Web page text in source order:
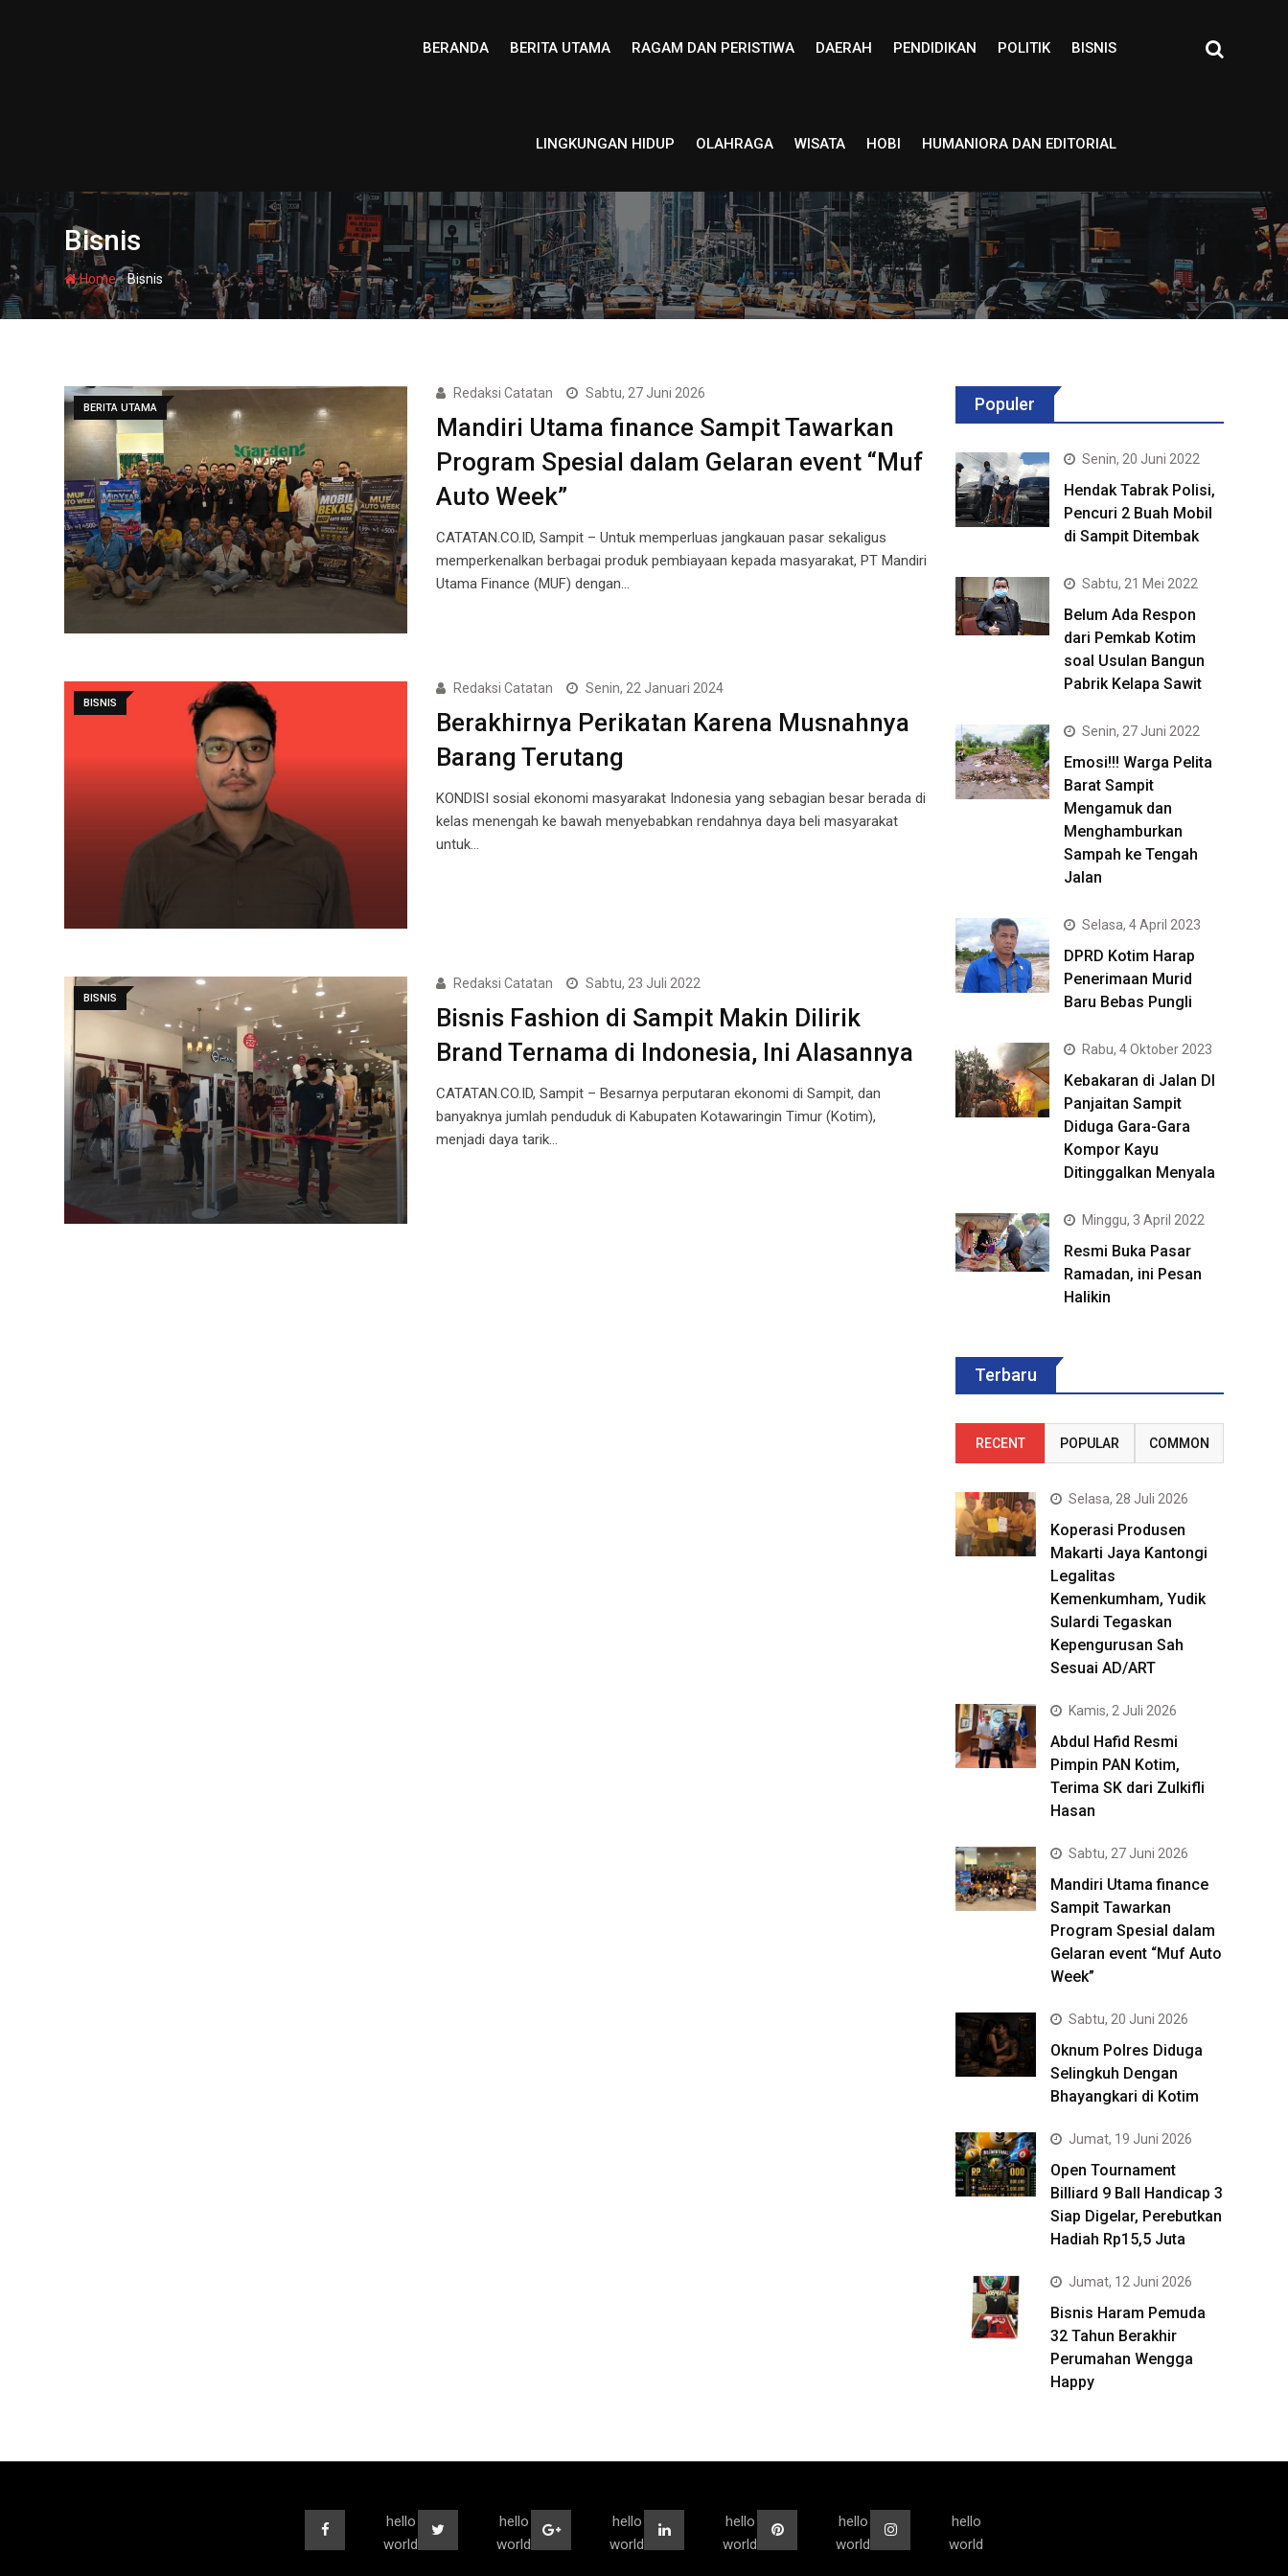
BERANDA BERITA UTAMA RAGAM DAN PERISTIWA DAERAH PENDIDIKAN POLITIK BISNIS
LINGKUNGAN HIDUP OLAHRAGA WISATA HOBI HUMANIORA DAN EDITORIAL
Bisnis
Home-Bisnis
BERITA UTAMA
Redaksi Catatan Sabtu, 27 Juni 2026
Mandiri Utama finance Sampit Tawarkan
Program Spesial dalam Gelaran event “Muf
Auto Week”
CATATAN.CO.ID, Sampit – Untuk memperluas jangkauan pasar sekaligus
memperkenalkan berbagai produk pembiayaan kepada masyarakat, PT Mandiri
Utama Finance (MUF) dengan…
BISNIS
Redaksi Catatan Senin, 22 Januari 2024
Berakhirnya Perikatan Karena Musnahnya
Barang Terutang
KONDISI sosial ekonomi masyarakat Indonesia yang sebagian besar berada di
kelas menengah ke bawah menyebabkan rendahnya daya beli masyarakat
untuk…
BISNIS
Redaksi Catatan Sabtu, 23 Juli 2022
Bisnis Fashion di Sampit Makin Dilirik
Brand Ternama di Indonesia, Ini Alasannya
CATATAN.CO.ID, Sampit – Besarnya perputaran ekonomi di Sampit, dan
banyaknya jumlah penduduk di Kabupaten Kotawaringin Timur (Kotim),
menjadi daya tarik…
Populer
Senin, 20 Juni 2022
Hendak Tabrak Polisi,
Pencuri 2 Buah Mobil
di Sampit Ditembak
Sabtu, 21 Mei 2022
Belum Ada Respon
dari Pemkab Kotim
soal Usulan Bangun
Pabrik Kelapa Sawit
Senin, 27 Juni 2022
Emosi!!! Warga Pelita
Barat Sampit
Mengamuk dan
Menghamburkan
Sampah ke Tengah
Jalan
Selasa, 4 April 2023
DPRD Kotim Harap
Penerimaan Murid
Baru Bebas Pungli
Rabu, 4 Oktober 2023
Kebakaran di Jalan DI
Panjaitan Sampit
Diduga Gara-Gara
Kompor Kayu
Ditinggalkan Menyala
Minggu, 3 April 2022
Resmi Buka Pasar
Ramadan, ini Pesan
Halikin
Terbaru
RECENT POPULAR COMMON
Selasa, 28 Juli 2026
Koperasi Produsen
Makarti Jaya Kantongi
Legalitas
Kemenkumham, Yudik
Sulardi Tegaskan
Kepengurusan Sah
Sesuai AD/ART
Kamis, 2 Juli 2026
Abdul Hafid Resmi
Pimpin PAN Kotim,
Terima SK dari Zulkifli
Hasan
Sabtu, 27 Juni 2026
Mandiri Utama finance
Sampit Tawarkan
Program Spesial dalam
Gelaran event “Muf Auto
Week”
Sabtu, 20 Juni 2026
Oknum Polres Diduga
Selingkuh Dengan
Bhayangkari di Kotim
Jumat, 19 Juni 2026
Open Tournament
Billiard 9 Ball Handicap 3
Siap Digelar, Perebutkan
Hadiah Rp15,5 Juta
Jumat, 12 Juni 2026
Bisnis Haram Pemuda
32 Tahun Berakhir
Perumahan Wengga
Happy
hello
world
hello
world
hello
world
hello
world
hello
world
hello
world